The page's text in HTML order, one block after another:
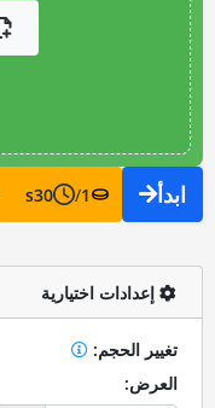
ابدأ 1
/
30
s
إعدادات اختيارية
تغيير الحجم:
العرض: